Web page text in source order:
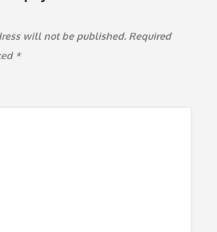
will not be published. Required
*